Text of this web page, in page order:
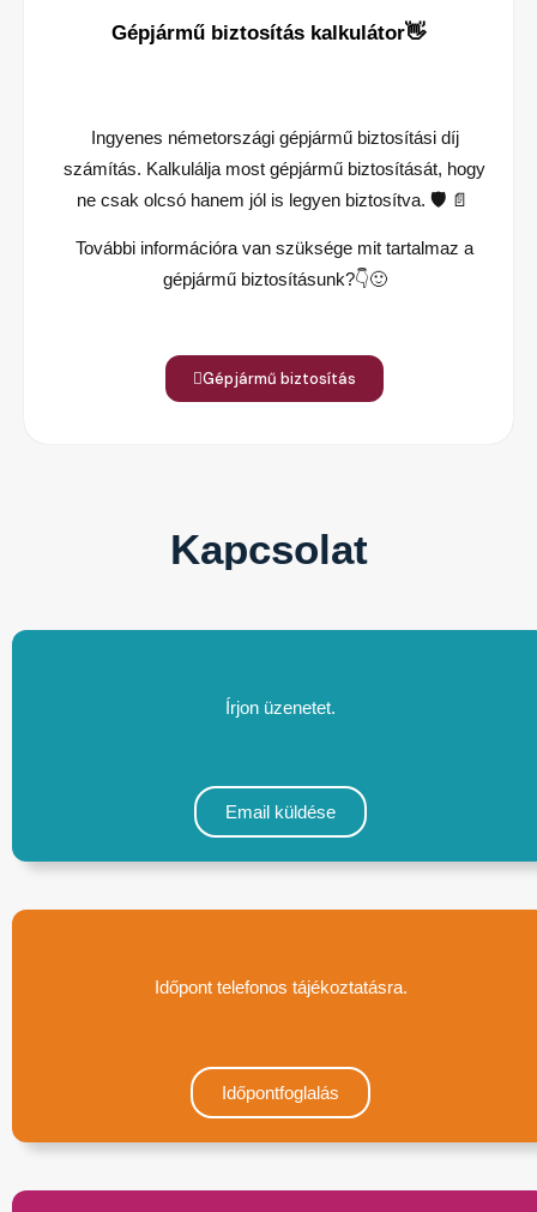
Gépjármű biztosítás kalkulátor👋
Ingyenes németországi gépjármű biztosítási díj
számítás. Kalkulálja most gépjármű biztosítását, hogy
ne csak olcsó hanem jól is legyen biztosítva. 🛡️ 📄
További információra van szüksége mit tartalmaz a
gépjármű biztosításunk?👇🙂
Gépjármű biztosítás
Kapcsolat
Írjon üzenetet.
Email küldése
Időpont telefonos tájékoztatásra.
Időpontfoglalás